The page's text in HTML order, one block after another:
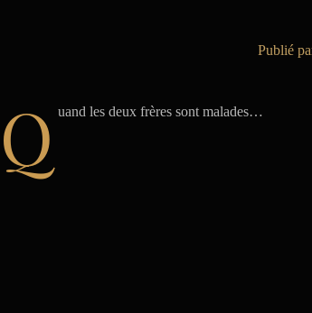
Q uand les deux frères sont malades…